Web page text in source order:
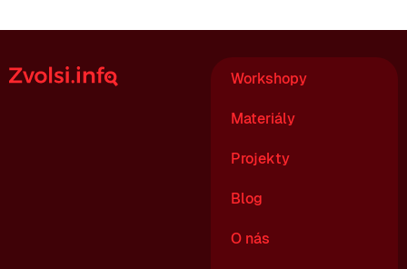
Workshopy
Materiály
Projekty
Blog
O nás